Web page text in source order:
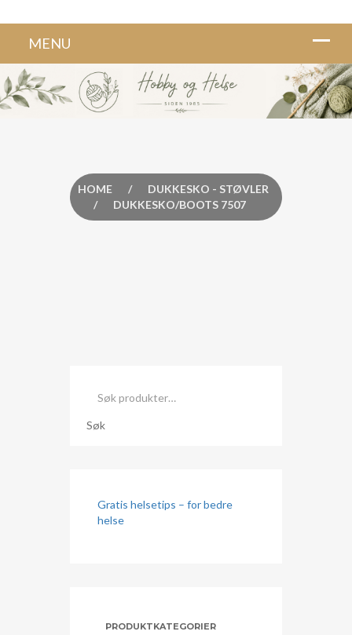
HOME /
DUKKESKO - STØVLER
/
DUKKESKO/BOOTS 7507
etter:
Søk
Gratis helsetips – for bedre
helse
PRODUKTKATEGORIER